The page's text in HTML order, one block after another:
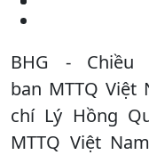
BHG -
ban MTTQ
chí Lý Hồng
MTTQ Việt